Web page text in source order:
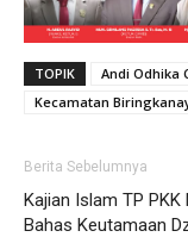
TOPIK Andi Odhika
Kecamatan
Berita Sebelumnya
Kajian Islam TP PKK
Bahas Keutamaan